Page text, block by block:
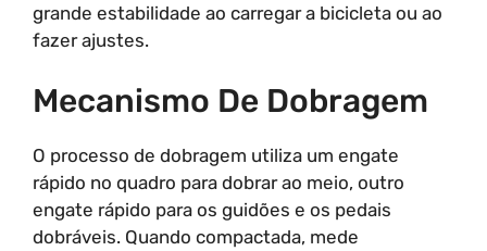
grande estabilidade ao carregar a bicicleta ou ao
fazer ajustes.
Mecanismo De Dobragem
O processo de dobragem utiliza um engate
rápido no quadro para dobrar ao meio, outro
engate rápido para os guidões e os pedais
dobráveis. Quando compactada, mede